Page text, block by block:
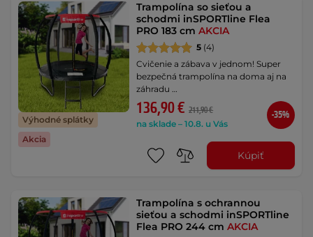
Výhodné splátky
Akcia
Trampolína so sieťou a
schodmi inSPORTline Flea
PRO 183 cmAKCIA
5 (4)
Cvičenie a zábava v jednom! Super
bezpečná trampolína na doma aj na
záhradu …
136,90 € 211,90 €
na sklade – 10.8. u Vás
-35%
Kúpiť
Trampolína s ochrannou
sieťou a schodmi inSPORTline
Flea PRO 244 cmAKCIA